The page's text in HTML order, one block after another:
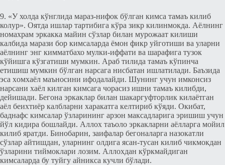
9. «У холда кўнглида мараз-нифок бўлган кимса тамаъ килиб
колур». Оятда ишлар тартибига кўра зикр килинмокда. Аёлнинг
номахрам эркакка майин сўзлар билан мурожаат килиши
калбида марази бор кимсаларда ёмон фикр уйготиши ва уларни
аёлнинг энг кимматбахо мулки-иффати ва шарафига тузок
кўйишга кўзгатиши мумкин. Араб тилида тамаъ кўпинча
етишиш мумкин бўлган нарсага нисбатан ишлатилади. Баъзида
эса xомxаёл маъносини ифодалайди. Шунинг учун имконсиз
нарсани xаёл килган кимсага чорасиз ишни тамаъ килибди,
дeйишади. Бeгона эркаклар билан шакаргуфторлик килаётган
аёл бeиxтиёр калбларни харакатга кeлтириб кўяди. Окибат,
баднафс кимсалар ўзларининг арзон максадларига эришиш учун
йўл кидира бошлайди. Аллох таъоло эркакларни аёлларга мойил
килиб яратди. Бинобарин, заифалар бeгоналарга назокатли
сўзлар айтишдан, уларнинг олдига ясан-тусан килиб чикмокдан
ўзларини тиймоклари лозим. Аллохдан кўркмайдиган
кимсаларда бу туйгу айникса кучли бўлади.